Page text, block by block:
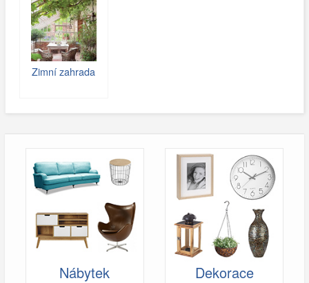
Zimní zahrada
Nábytek Dekorace